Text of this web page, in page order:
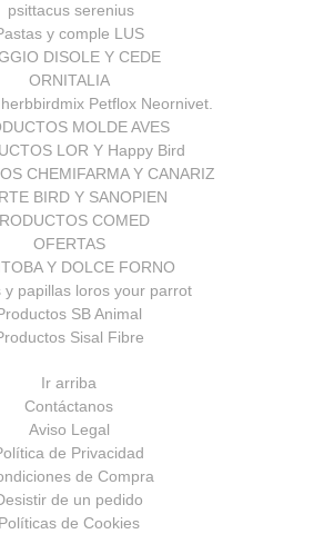
psittacus serenius
y comple LUS
DISOLE Y CEDE
ORNITALIA
Petflox Neornivet.
MOLDE AVES
LOR Y Happy Bird
CHEMIFARMA Y CANARIZ
BIRD Y SANOPIEN
COMED
OFERTAS
Y DOLCE FORNO
y papillas loros your parrot
SB Animal
Sisal Fibre
Ir arriba
Contáctanos
Aviso Legal
de Privacidad
de Compra
de un pedido
Políticas de Cookies